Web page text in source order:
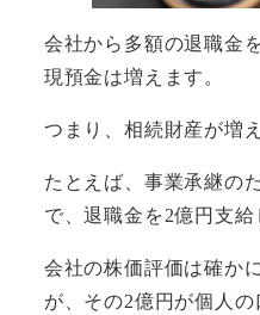
会社から多額の退職金
現預金は増えます。
つまり、相続財産が増
たとえば、事業承継の
で、退職金を2億円支給
会社の株価評価は確か
が、その2億円が個人の